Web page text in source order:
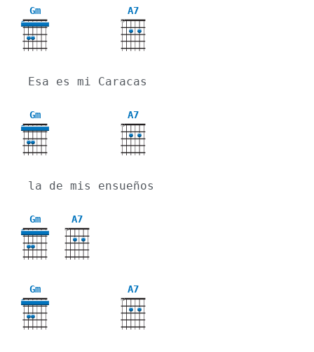
Gm
3
A7
X
Esa es mi Caracas
Gm
3
A7
X
la de mis ensueños
Gm
3
A7
X
Gm
3
A7
X